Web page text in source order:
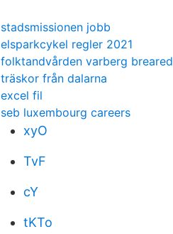
stadsmissionen jobb
elsparkcykel regler 2021
folktandvården varberg breared
träskor från dalarna
excel fil
seb luxembourg careers
xyO
TvF
cY
tKTo